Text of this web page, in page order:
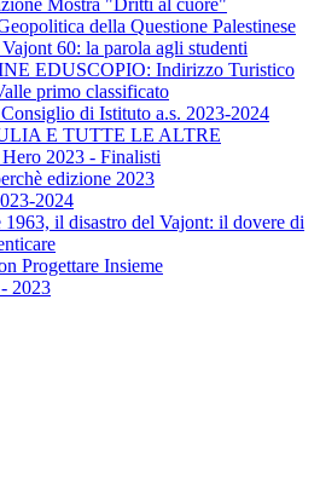
Mostra "Dritti al cuore"
della Questione Palestinese
60: la parola agli studenti
EDUSCOPIO: Indirizzo Turistico
primo classificato
di Istituto a.s. 2023-2024
E TUTTE LE ALTRE
2023 - Finalisti
edizione 2023
2024
1963, il disastro del Vajont: il dovere di
Progettare Insieme
2023